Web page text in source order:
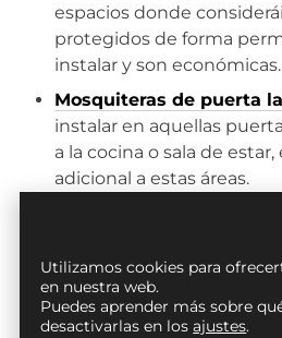
espacios donde
protegidos de forma
instalar y son económicas.
Mosquiteras de puerta
instalar en aquellas
a la cocina o sala de
adicional a estas áreas.
estilo de acordeón, ya
moderno y combinan en
vanguardista y con
Utilizamos cookies para
en nuestra web.
Puedes aprender más sobre
desactivarlas en losajustes.